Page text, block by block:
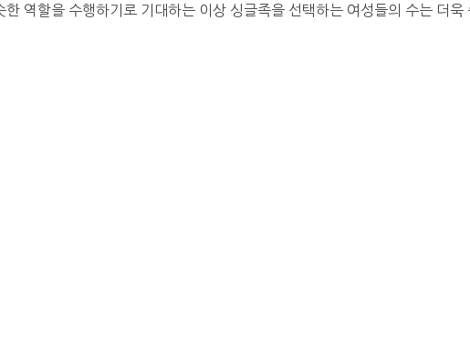
한 역할을 수행하기로 기대하는 이상 싱글족을 선택하는 여성들의 수는 더